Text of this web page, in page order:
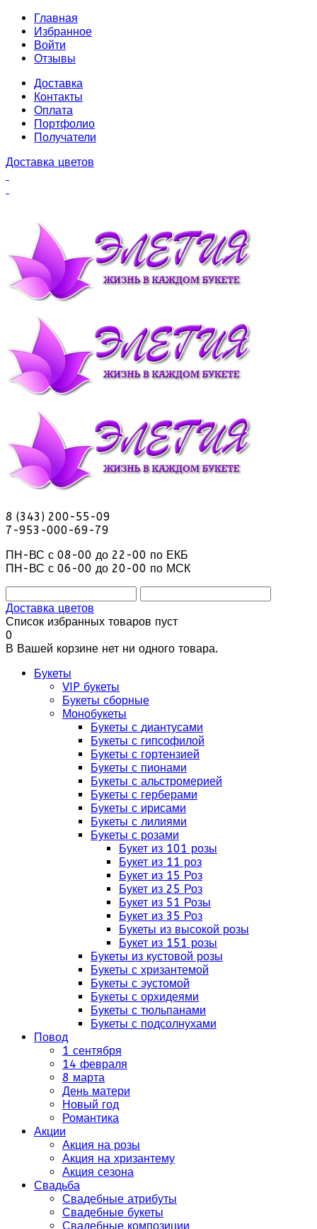
Главная
Избранное
Войти
Отзывы
Доставка
Контакты
Оплата
Портфолио
Получатели
Доставка цветов
8 (343) 200-55-09
7-953-000-69-79
ПН-ВС с 08-00 до 22-00 по ЕКБ
ПН-ВС с 06-00 до 20-00 по МСК
Доставка цветов
Список избранных товаров пуст
0
В Вашей корзине нет ни одного товара.
Букеты
VIP букеты
Букеты сборные
Монобукеты
Букеты с диантусами
Букеты с гипсофилой
Букеты с гортензией
Букеты с пионами
Букеты с альстромерией
Букеты с герберами
Букеты с ирисами
Букеты с лилиями
Букеты с розами
Букет из 101 розы
Букет из 11 роз
Букет из 15 Роз
Букет из 25 Роз
Букет из 51 Розы
Букет из 35 Роз
Букеты из высокой розы
Букет из 151 розы
Букеты из кустовой розы
Букеты с хризантемой
Букеты с эустомой
Букеты с орхидеями
Букеты с тюльпанами
Букеты с подсолнухами
Повод
1 сентября
14 февраля
8 марта
День матери
Новый год
Романтика
Акции
Акция на розы
Акция на хризантему
Акция сезона
Свадьба
Свадебные атрибуты
Свадебные букеты
Свадебные композиции